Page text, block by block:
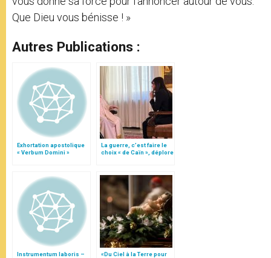
Que Dieu vous bénisse ! »
Autres Publications :
Exhortation apostolique
« Verbum Domini »
La guerre, c’est faire le
choix « de Caïn », déplore
Instrumentum laboris –
«Du Ciel à la Terre pour